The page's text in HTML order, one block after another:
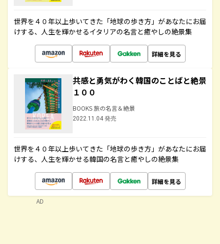
世界を４０年以上歩いてきた「地球の歩き方」があなたにお届
けする、人生を輝かせるイタリアの名言と癒やしの絶景集
詳細を見る
共感と勇気がわく韓国のことばと絶景
１００
BOOKS 旅の名言＆絶景
2022.11.04 発売
世界を４０年以上歩いてきた「地球の歩き方」があなたにお届
けする、人生を輝かせる韓国の名言と癒やしの絶景集
詳細を見る
AD